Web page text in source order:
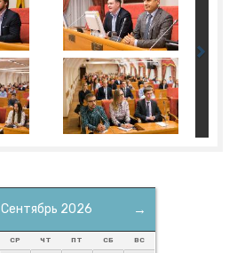
→
Сентябрь 2026
СР ЧТ ПТ СБ ВС